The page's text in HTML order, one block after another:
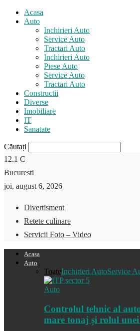
Acasa
Auto
Inchirieri Auto
Service Auto
Tractari Auto
Inchirieri Auto
Piese Auto
Service Auto
Tractari Auto
Constructii
Diverse
Imobiliare
IT
Sanatate
Căutați
12.1 C
Bucuresti
joi, august 6, 2026
Divertisment
Retete culinare
Servicii Foto – Video
Acasa
Auto
ToateInchirieri AutoService
Auto
Controlul tehnic al
mare tonaj și rolul